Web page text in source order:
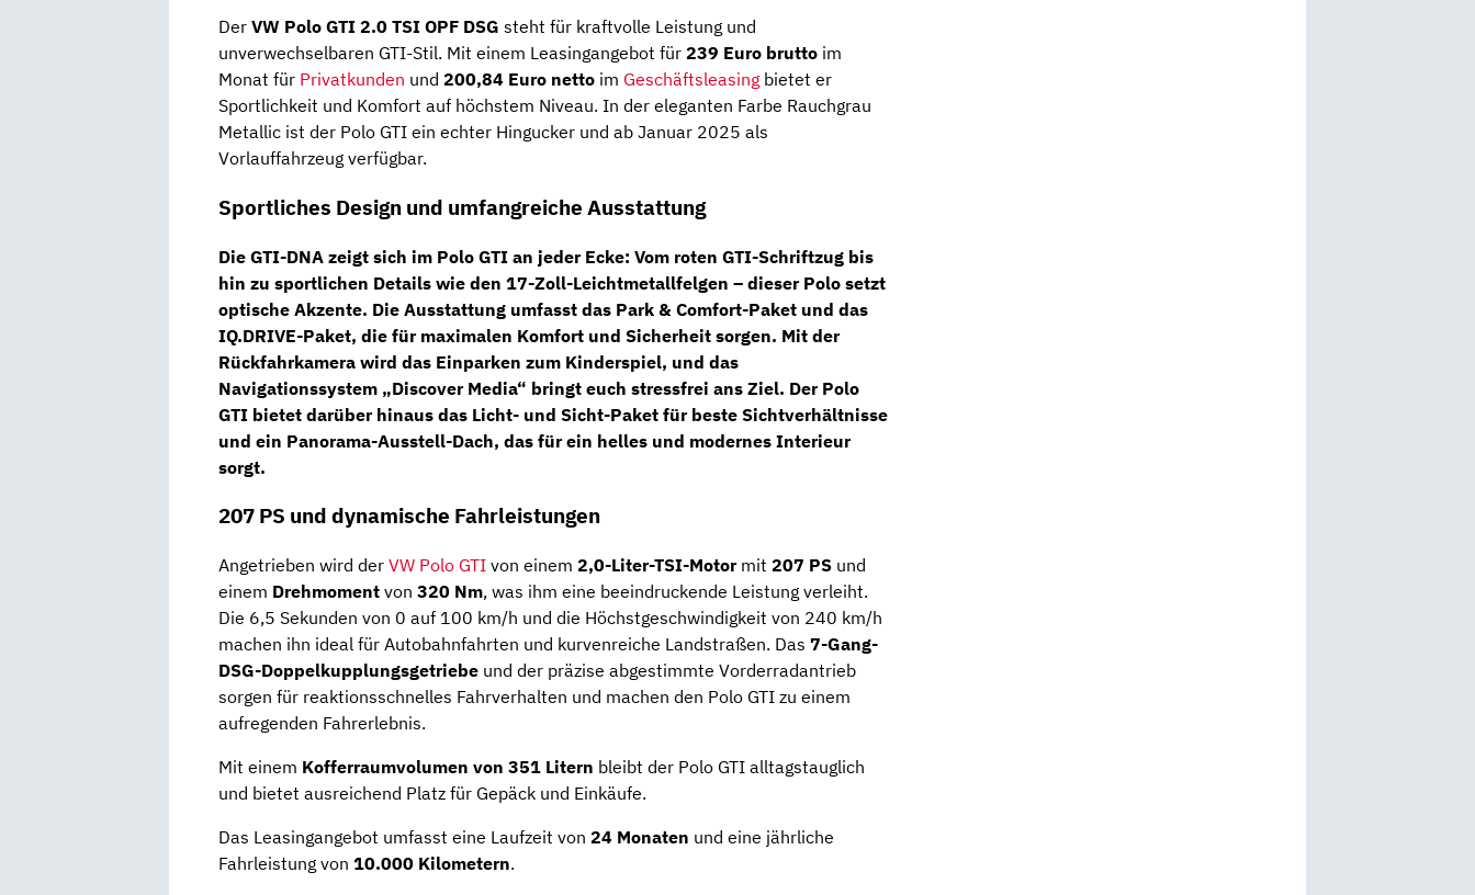
Der VW Polo GTI 2.0 TSI OPF DSG steht für kraftvolle Leistung und
unverwechselbaren GTI-Stil. Mit einem Leasingangebot für 239 Euro brutto im
Monat für Privatkunden und 200,84 Euro netto im Geschäftsleasing bietet er
Sportlichkeit und Komfort auf höchstem Niveau. In der eleganten Farbe Rauchgrau
Metallic ist der Polo GTI ein echter Hingucker und ab Januar 2025 als
Vorlauffahrzeug verfügbar.
Sportliches Design und umfangreiche Ausstattung
Die GTI-DNA zeigt sich im Polo GTI an jeder Ecke: Vom roten GTI-Schriftzug bis
hin zu sportlichen Details wie den 17-Zoll-Leichtmetallfelgen – dieser Polo setzt
optische Akzente. Die Ausstattung umfasst das Park & ​​Comfort-Paket und das
IQ.DRIVE-Paket, die für maximalen Komfort und Sicherheit sorgen. Mit der
Rückfahrkamera wird das Einparken zum Kinderspiel, und das
Navigationssystem „Discover Media“ bringt euch stressfrei ans Ziel. Der Polo
GTI bietet darüber hinaus das Licht- und Sicht-Paket für beste Sichtverhältnisse
und ein Panorama-Ausstell-Dach, das für ein helles und modernes Interieur
sorgt.
207 PS und dynamische Fahrleistungen
Angetrieben wird der VW Polo GTI von einem 2,0-Liter-TSI-Motormit 207 PS und
einem Drehmoment von 320 Nm, was ihm eine beeindruckende Leistung verleiht.
Die 6,5 Sekunden von 0 auf 100 km/h und die Höchstgeschwindigkeit von 240 km/h
machen ihn ideal für Autobahnfahrten und kurvenreiche Landstraßen. Das 7-Gang-
DSG-Doppelkupplungsgetriebe und der präzise abgestimmte Vorderradantrieb
sorgen für reaktionsschnelles Fahrverhalten und machen den Polo GTI zu einem
aufregenden Fahrerlebnis.
Mit einem Kofferraumvolumen von 351 Litern bleibt der Polo GTI alltagstauglich
und bietet ausreichend Platz für Gepäck und Einkäufe.
Das Leasingangebot umfasst eine Laufzeit von 24 Monaten und eine jährliche
Fahrleistung von 10.000 Kilometern.